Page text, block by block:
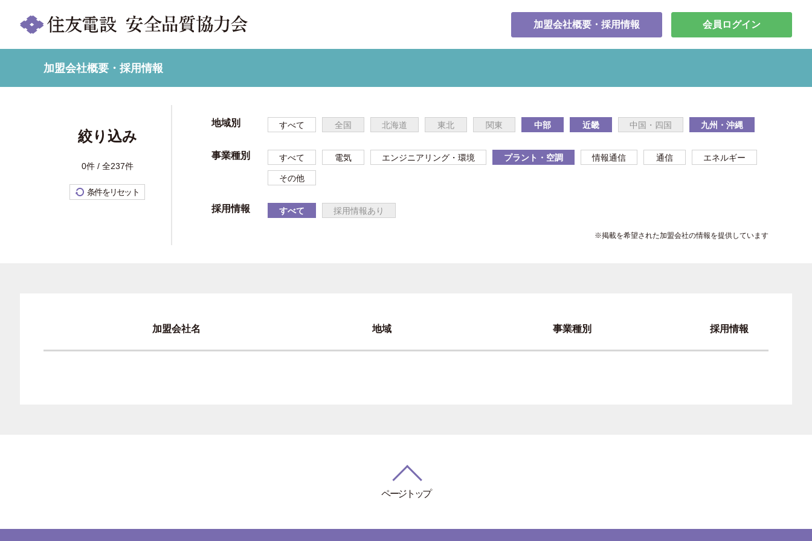
加盟会社概要・採用情報 会員ログイン
加盟会社概要・採用情報
絞り込み
0件 / 全237件
条件をリセット
地域別 すべて 全国 北海道 東北 関東 中部 近畿 中国・四国 九州・沖縄
事業種別 すべて 電気 エンジニアリング・環境 プラント・空調 情報通信 通信 エネルギー
その他
採用情報 すべて 採用情報あり
※掲載を希望された加盟会社の情報を提供しています
加盟会社名 地域 事業種別 採用情報
ページトップ